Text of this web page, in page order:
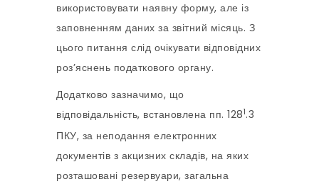
використовувати наявну форму, але із
заповненням даних за звітний місяць. З
цього питання слід очікувати відповідних
роз’яснень податкового органу.
Додатково зазначимо, що
відповідальність, встановлена пп. 1281.3
ПКУ, за неподання електронних
документів з акцизних складів, на яких
розташовані резервуари, загальна